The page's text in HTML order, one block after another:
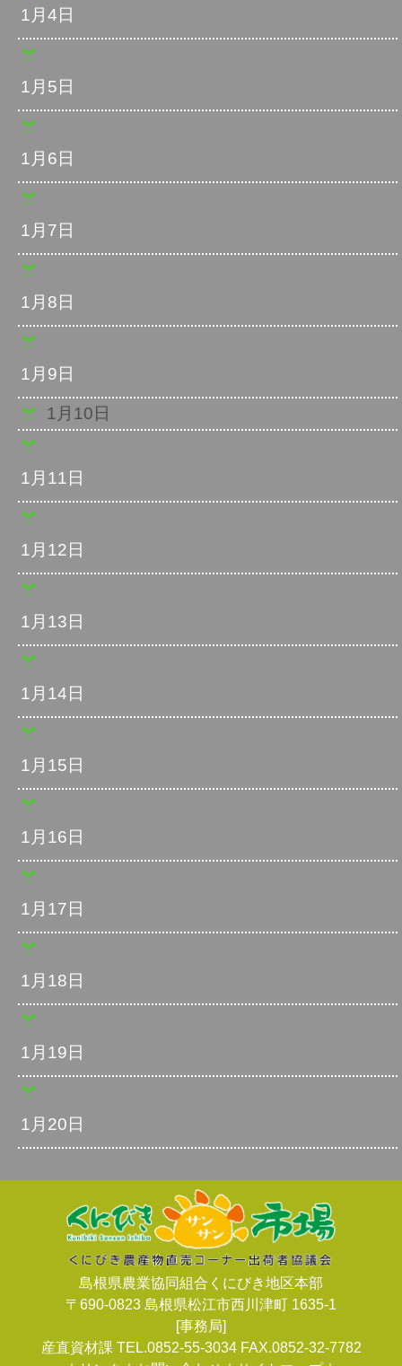
1月4日
1月5日
1月6日
1月7日
1月8日
1月9日
1月10日
1月11日
1月12日
1月13日
1月14日
1月15日
1月16日
1月17日
1月18日
1月19日
1月20日
島根県農業協同組合くにびき地区本部
〒690-0823 島根県松江市西川津町 1635-1
[事務局]
産直資材課 TEL.0852-55-3034 FAX.0852-32-7782